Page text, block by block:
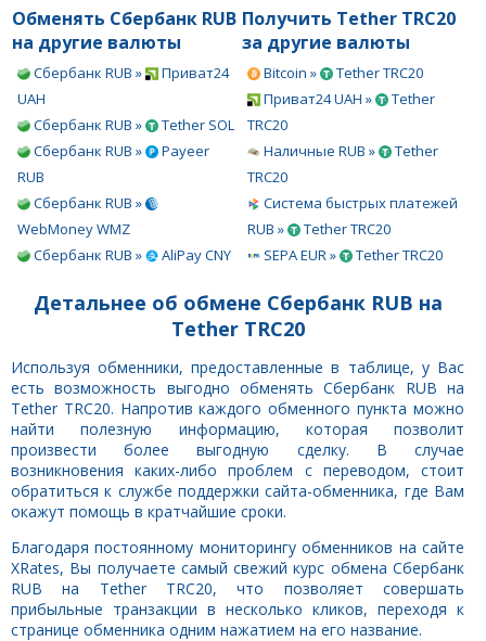
Обменять Сбербанк RUB
на другие валюты
Сбербанк RUB »
Приват24
UAH
Сбербанк RUB »
Tether SOL
Сбербанк RUB »
Payeer
RUB
Сбербанк RUB »
WebMoney WMZ
Сбербанк RUB »
AliPay CNY
Получить Tether TRC20
за другие валюты
Bitcoin »
Tether TRC20
Приват24 UAH »
Tether
TRC20
Наличные RUB »
Tether
TRC20
Система быстрых платежей
RUB »
Tether TRC20
SEPA EUR »
Tether TRC20
Детальнее об обмене Сбербанк RUB на
Tether TRC20
Используя обменники, предоставленные в таблице, у Вас
есть возможность выгодно обменять Сбербанк RUB на
Tether TRC20. Напротив каждого обменного пункта можно
найти полезную информацию, которая позволит
произвести более выгодную сделку. В случае
возникновения каких-либо проблем с переводом, стоит
обратиться к службе поддержки сайта-обменника, где Вам
окажут помощь в кратчайшие сроки.
Благодаря постоянному мониторингу обменников на сайте
XRates, Вы получаете самый свежий курс обмена Сбербанк
RUB на Tether TRC20, что позволяет совершать
прибыльные транзакции в несколько кликов, переходя к
странице обменника одним нажатием на его название.